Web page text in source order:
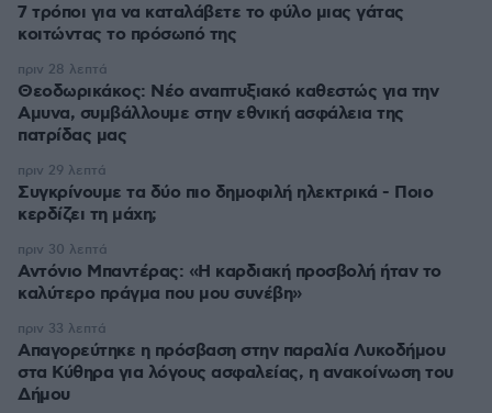
7 τρόποι για να καταλάβετε το φύλο μιας γάτας
κοιτώντας το πρόσωπό της
Θεοδωρικάκος: Νέο αναπτυξιακό καθεστώς για την
Αμυνα, συμβάλλουμε στην εθνική ασφάλεια της
πατρίδας μας
πριν 28 λεπτά
Συγκρίνουμε τα δύο πιο δημοφιλή ηλεκτρικά - Ποιο
κερδίζει τη μάχη;
πριν 29 λεπτά
Αντόνιο Μπαντέρας: «Η καρδιακή προσβολή ήταν το
καλύτερο πράγμα που μου συνέβη»
πριν 30 λεπτά
Απαγορεύτηκε η πρόσβαση στην παραλία Λυκοδήμου
στα Κύθηρα για λόγους ασφαλείας, η ανακοίνωση του
Δήμου
πριν 33 λεπτά